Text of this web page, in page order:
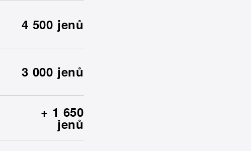
4 500 jenů
3 000 jenů
+ 1 650
jenů